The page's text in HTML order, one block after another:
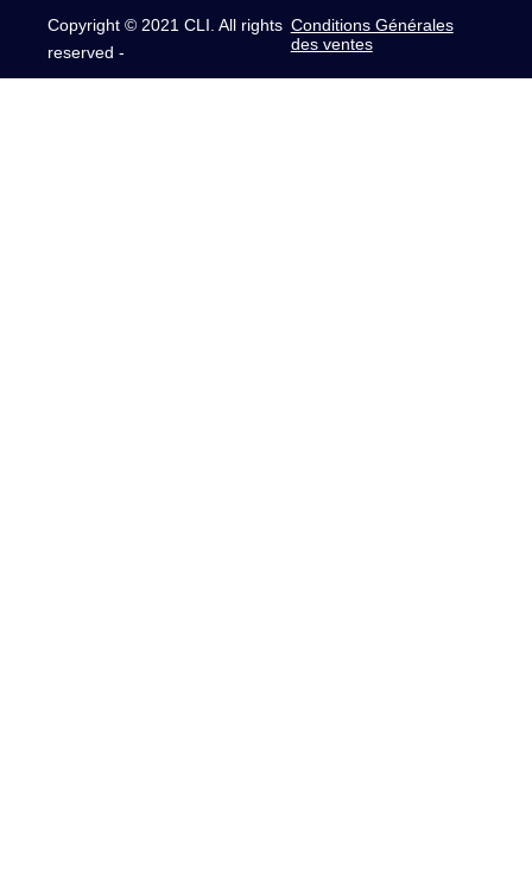
Copyright © 2021 CLI. All rights
reserved -
Conditions Générales
des ventes